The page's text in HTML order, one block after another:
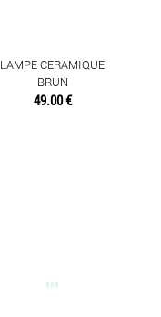
LAMPE CERAMIQUE
BRUN
49.00 €